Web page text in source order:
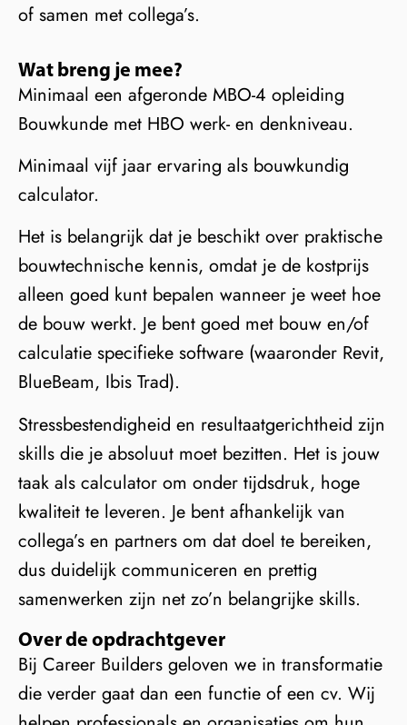
of samen met collega’s.
Wat breng je mee?
Minimaal een afgeronde MBO-4 opleiding
Bouwkunde met HBO werk- en denkniveau.
Minimaal vijf jaar ervaring als bouwkundig
calculator.
Het is belangrijk dat je beschikt over praktische
bouwtechnische kennis, omdat je de kostprijs
alleen goed kunt bepalen wanneer je weet hoe
de bouw werkt. Je bent goed met bouw en/of
calculatie specifieke software (waaronder Revit,
BlueBeam, Ibis Trad).
Stressbestendigheid en resultaatgerichtheid zijn
skills die je absoluut moet bezitten. Het is jouw
taak als calculator om onder tijdsdruk, hoge
kwaliteit te leveren. Je bent afhankelijk van
collega’s en partners om dat doel te bereiken,
dus duidelijk communiceren en prettig
samenwerken zijn net zo’n belangrijke skills.
Over de opdrachtgever
Bij Career Builders geloven we in transformatie
die verder gaat dan een functie of een cv. Wij